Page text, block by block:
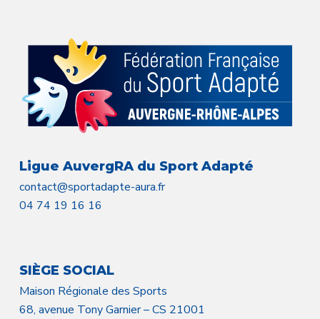
Ligue AuvergRA du Sport Adapté
contact@sportadapte-aura.fr
04 74 19 16 16
SIÈGE SOCIAL
Maison Régionale des Sports
68, avenue Tony Garnier – CS 21001